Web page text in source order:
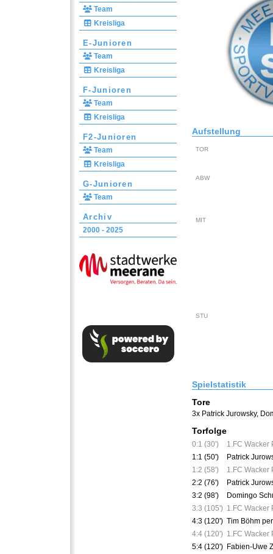
Team
Kreisliga
E-Junioren
Team
Kreisliga
F-Junioren
Team
Kreisliga
F2-Junioren
Team
Kreisliga
G-Junioren
Team
Archiv
2000 - 2025
Aufstellung
TOR
ABW
MIT
STU
Spielstatistik
Tore
3x Patrick Jurowsky,
Torfolge
0:1 (30')
1.FC Wacker
1:1 (50')
Patrick
1:2 (58')
1.FC Wacker
2:2 (76')
Patrick
3:2 (98')
Domingo
3:3 (105') 1.FC Wacker
4:3 (120') Tim Böhm
4:4 (120') 1.FC Wacker
5:4 (120') Fabien-Uwe